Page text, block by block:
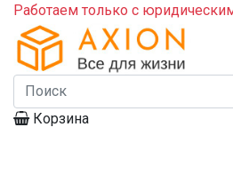
Работаем только с
Корзина